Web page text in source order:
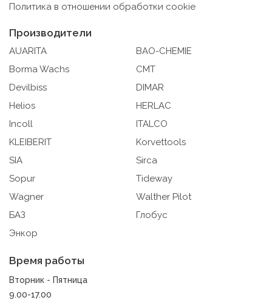
Политика в отношении обработки cookie
Производители
AUARITA
BAO-CHEMIE
Borma Wachs
CMT
Devilbiss
DIMAR
Helios
HERLAC
Incoll
ITALCO
KLEIBERIT
Korvettools
SIA
Sirca
Sopur
Tideway
Wagner
Walther Pilot
БАЗ
Глобус
Энкор
Время работы
Вторник - Пятница
9.00-17.00
Google Analytics – сервис веб-аналитики,
Google, Google Data Protection Office, 1600 Amphitheatre
Pkwy, Mountain View, CA 94043, USA. Политика
конфиденциальности Google.
принимать меры по совершенствованию работы
Сайта, исходя из предпочтений пользователя, а также
материалов по наиболее актуальному, подходящему
назначению для каждого конкретного пользователя.
Компании, которым мы поручаем обработку данных для
Яндекса рекламная сеть (Yandex Mobile Ads, ADFOX) -
Europe AG, Werftestrasse 4, CH-6005 Luzern, Switzerland.
Google Ads - сервис показа контекстной рекламы,
предоставляемый компанией Google Ireland Ltd,
Gordon House Barrow Street Dublin 4, D04E5W5 Ireland.